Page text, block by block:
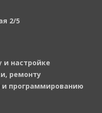
2/5
настройке
ремонту
и программированию